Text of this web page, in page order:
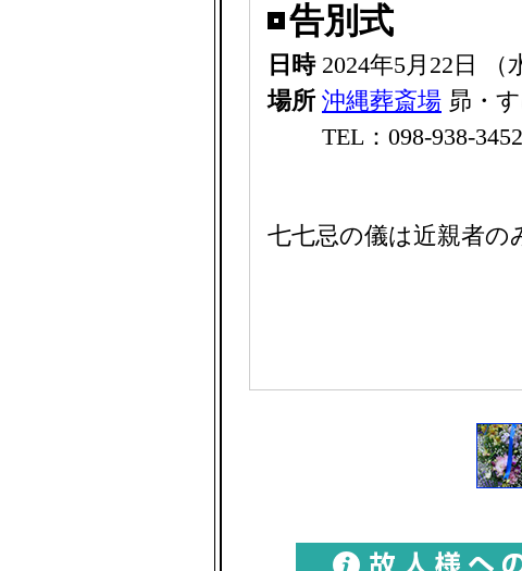
告別式
日時 2024年5月22日 （
場所 沖縄葬斎場 昴・
TEL：098-938-3452
七七忌の儀は近親者